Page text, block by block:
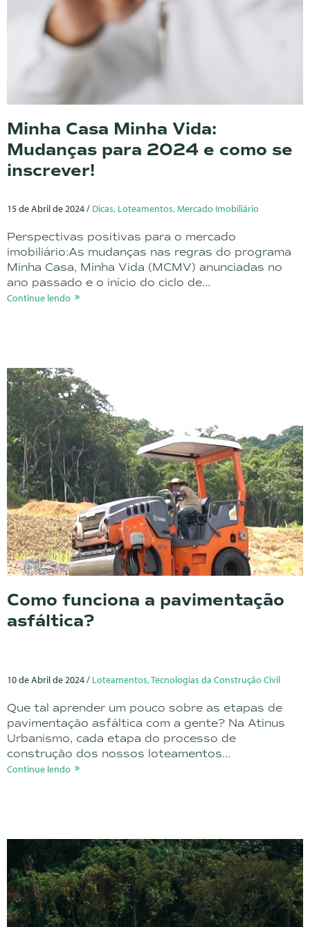
Minha Casa Minha Vida:
Mudanças para 2024 e como se
inscrever!
15 de Abril de 2024 / Dicas, Loteamentos, Mercado Imobiliário
Perspectivas positivas para o mercado
imobiliário:As mudanças nas regras do programa
Minha Casa, Minha Vida (MCMV) anunciadas no
ano passado e o início do ciclo de...
Continue lendo
Como funciona a pavimentação
asfáltica?
10 de Abril de 2024 / Loteamentos, Tecnologias da Construção Civil
Que tal aprender um pouco sobre as etapas de
pavimentação asfáltica com a gente? Na Atinus
Urbanismo, cada etapa do processo de
construção dos nossos loteamentos...
Continue lendo